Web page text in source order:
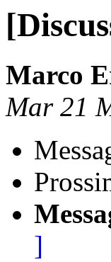
Marco
Mar 21
]